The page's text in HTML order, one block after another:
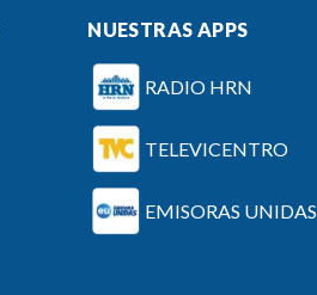
NUESTRAS APPS
RADIO HRN
TELEVICENTRO
EMISORAS UNIDAS